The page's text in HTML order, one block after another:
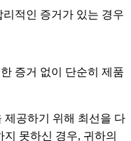
적인 증거가 있는 경우
증거 없이 단순히 제품
제공하기 위해 최선을 다
못하신 경우, 귀하의